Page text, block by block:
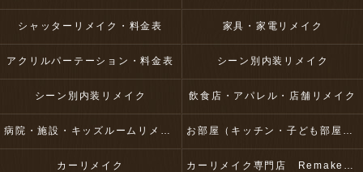
シャッターリメイク・料金表 家具・家電リメイク
アクリルパーテーション・料金表 シーン別内装リメイク
シーン別内装リメイク 飲食店・アパレル・店舗リメイク
病院・施設・キッズルームリメイク お部屋（キッチン・子ども部屋・壁など）リメイク
カーリメイク カーリメイク専門店 RemakeUp